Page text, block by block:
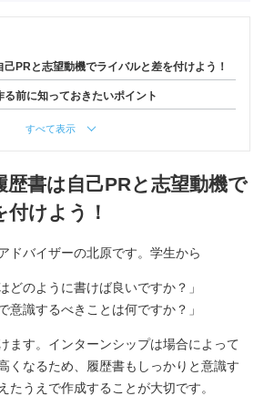
PRと志望動機でライバルと差を付けよう！
前に知っておきたいポイント
すべて表示
歴書は自己PRと志望動機で
けよう！
ドバイザーの北原です。学生から
どのように書けば良いですか？」
意識するべきことは何ですか？」
ます。インターンシップは場合によって
くなるため、履歴書もしっかりと意識す
たうえで作成することが大切です。